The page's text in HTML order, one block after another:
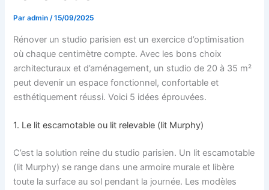
Paradmin/15/09/2025
Rénover un studio parisien est un exercice d’optimisation
où chaque centimètre compte. Avec les bons choix
architecturaux et d’aménagement, un studio de 20 à 35 m²
peut devenir un espace fonctionnel, confortable et
esthétiquement réussi. Voici 5 idées éprouvées.
1. Le lit escamotable ou lit relevable (lit Murphy)
C’est la solution reine du studio parisien. Un lit escamotable
(lit Murphy) se range dans une armoire murale et libère
toute la surface au sol pendant la journée. Les modèles